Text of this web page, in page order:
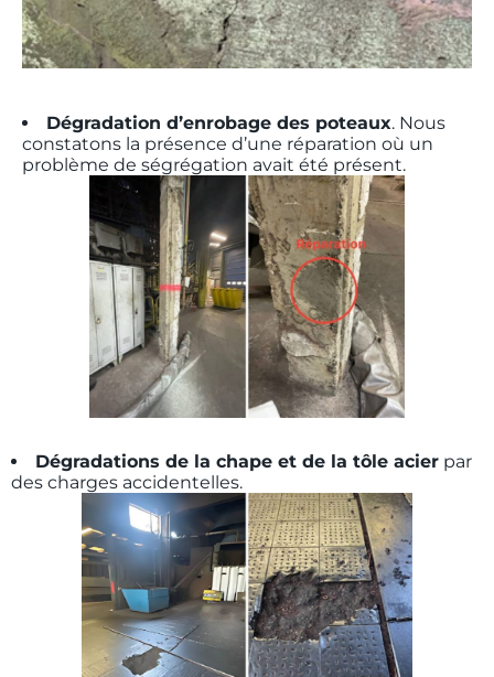
Dégradation d’enrobage des poteaux. Nous
constatons la présence d’une réparation où un
problème de ségrégation avait été présent.
Dégradations de la chape et de la tôle acier par
des charges accidentelles.